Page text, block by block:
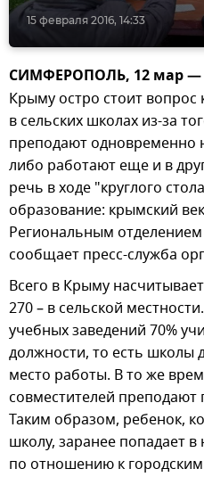
15 февраля 2016, 14:33
СИМФЕРОПОЛЬ, 12 мар —
Крыму остро стоит вопрос
в сельских школах из-за
преподают одновременно
либо работают еще и в
речь в ходе "круглого
образование: крымский
Региональным
сообщает пресс-служба
Всего в Крыму
270 – в сельской
учебных заведений 70%
должности, то есть школы
место работы. В то же
совместителей преподают
Таким образом, ребенок,
школу, заранее попадает
по отношению к